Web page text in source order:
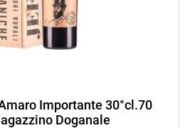
Importante 30°cl.70
Doganale